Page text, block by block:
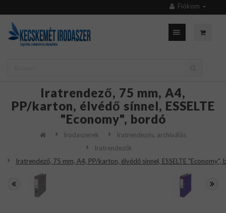
Fiókom
Iratrendező, 75 mm, A4,
PP/karton, élvédő sínnel, ESSELTE
"Economy", bordó
Irodaszerek
Iratrendezés, archiválás
Iratrendezők
Iratrendező, 75 mm, A4, PP/karton, élvédő sínnel, ESSELTE "Economy",